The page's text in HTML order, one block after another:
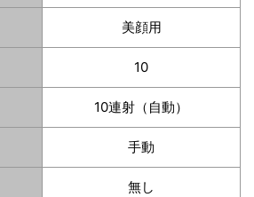
美顔用
10
10連射（自動）
手動
無し